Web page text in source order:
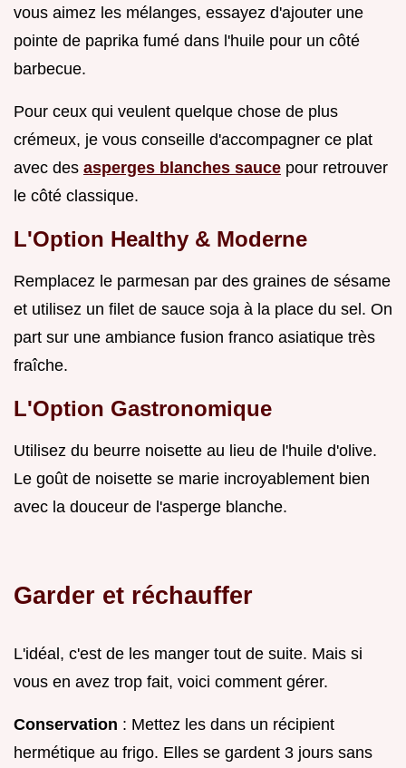
vous aimez les mélanges, essayez d'ajouter une
pointe de paprika fumé dans l'huile pour un côté
barbecue.
Pour ceux qui veulent quelque chose de plus
crémeux, je vous conseille d'accompagner ce plat
avec des asperges blanches sauce pour retrouver
le côté classique.
L'Option Healthy & Moderne
Remplacez le parmesan par des graines de sésame
et utilisez un filet de sauce soja à la place du sel. On
part sur une ambiance fusion franco asiatique très
fraîche.
L'Option Gastronomique
Utilisez du beurre noisette au lieu de l'huile d'olive.
Le goût de noisette se marie incroyablement bien
avec la douceur de l'asperge blanche.
Garder et réchauffer
L'idéal, c'est de les manger tout de suite. Mais si
vous en avez trop fait, voici comment gérer.
Conservation : Mettez les dans un récipient
hermétique au frigo. Elles se gardent 3 jours sans